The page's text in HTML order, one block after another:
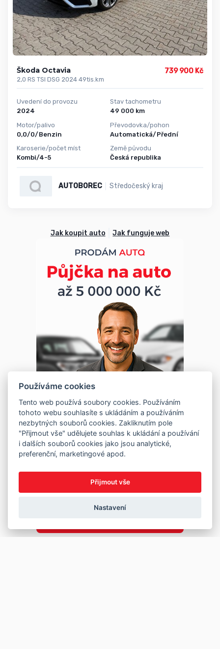
Škoda Octavia
2,0 RS TSI DSG 2024 49tis.km
739 900 Kč
Uvedení do provozu
2024
Motor/palivo
0,0/0/Benzin
Karoserie/počet míst
Kombi/4-5
Stav tachometru
49 000 km
Převodovka/pohon
Automatická/Přední
Země původu
Česká republika
AUTOBOREC Středočeský kraj
Jak koupit auto Jak funguje web
Používáme cookies
Tento web používá soubory cookies. Používáním
tohoto webu souhlasíte s ukládáním a používáním
nezbytných souborů cookies. Zakliknutím pole
"Přijmout vše" udělujete souhlas k ukládání a používání
i dalších souborů cookies jako jsou analytické,
preferenční, marketingové apod.
Přijmout vše
Nastavení